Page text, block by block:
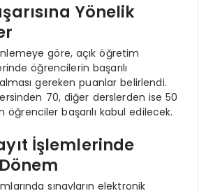
Yönelik
göre, açık öğretim
öğrencilerin başarılı
gereken puanlar belirlendi.
70, diğer derslerden ise 50
başarılı kabul edilecek.
İşlemlerinde
sınavların elektronik